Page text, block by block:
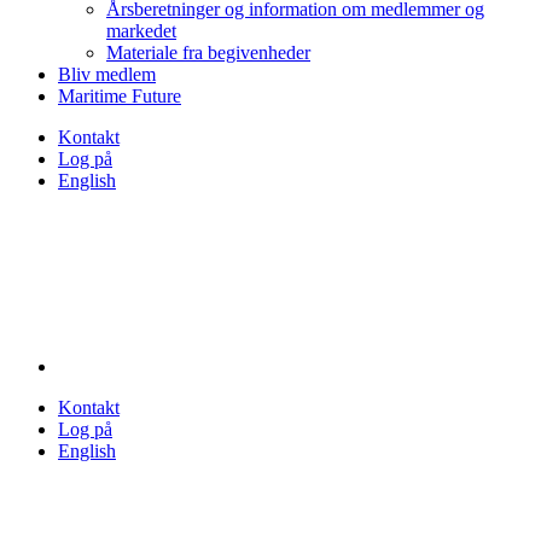
Årsberetninger og information om medlemmer og
markedet
Materiale fra begivenheder
Bliv medlem
Maritime Future
Kontakt
Log på
English
Kontakt
Log på
English